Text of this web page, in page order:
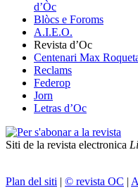
d’Òc
Blòcs e Foroms
A.I.E.O.
Revista d’Oc
Centenari Max
Reclams
Federop
Jorn
Letras d’Oc
Siti de la revista electronica
Plan del siti | © revista OC |